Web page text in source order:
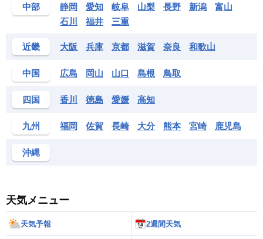
中部 静岡 愛知 岐阜 山梨 長野 新潟
富山
石川
福井 三重
近畿 大阪 兵庫 京都 滋賀 奈良 和歌山
中国 広島 岡山 山口 島根 鳥取
四国 香川 徳島 愛媛 高知
九州 福岡 佐賀 長崎 大分 熊本 宮崎 鹿児島
沖縄
天気メニュー
天気予報 2週間天気